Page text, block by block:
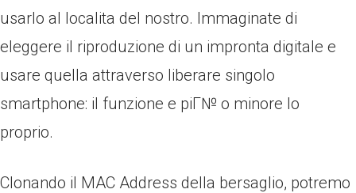
usarlo al localita del nostro. Immaginate di
eleggere il riproduzione di un impronta digitale e
usare quella attraverso liberare singolo
smartphone: il funzione e piГ№ o minore lo
proprio.
Clonando il MAC Address della bersaglio, potremo